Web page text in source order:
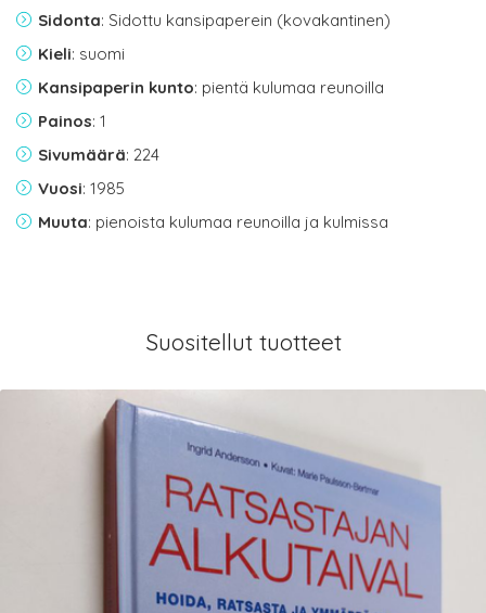
Sidonta: Sidottu kansipaperein (kovakantinen)
Kieli: suomi
Kansipaperin kunto: pientä kulumaa reunoilla
Painos: 1
Sivumäärä: 224
Vuosi: 1985
Muuta: pienoista kulumaa reunoilla ja kulmissa
Suositellut tuotteet